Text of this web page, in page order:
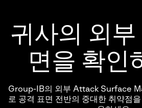
귀사의 외부
면을 확인
Group-IB의 외부 Attack Surface
로 공격 표면 전반의 중대한 취약점